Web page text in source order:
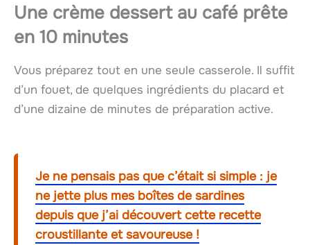
Une crème dessert au café prête
en 10 minutes
Vous préparez tout en une seule casserole. Il suffit
d’un fouet, de quelques ingrédients du placard et
d’une dizaine de minutes de préparation active.
Je ne pensais pas que c’était si simple : je
ne jette plus mes boîtes de sardines
depuis que j’ai découvert cette recette
croustillante et savoureuse !